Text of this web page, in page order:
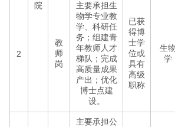
院
2
教
师
岗
主要承担生
物学专业教
学、科研任
务；组建青
年教师人才
梯队；完成
高质量成果
产出；优化
博士点建
设。
已获
得博
士学
位或
具有
高级
职称
生物
学
主要承担公